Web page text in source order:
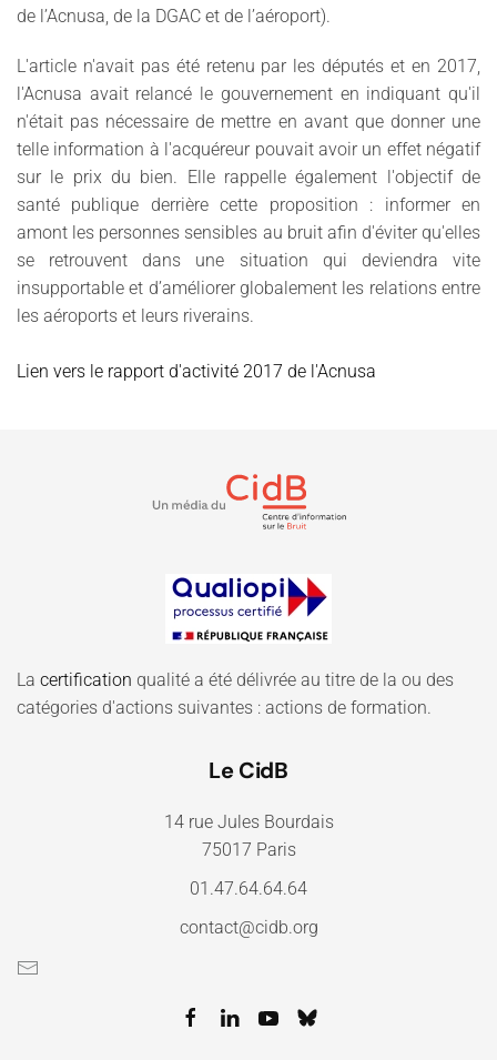
de l’Acnusa, de la DGAC et de l’aéroport).
L'article n'avait pas été retenu par les députés et en 2017,
l'Acnusa avait relancé le gouvernement en indiquant qu'il
n'était pas nécessaire de mettre en avant que donner une
telle information à l'acquéreur pouvait avoir un effet négatif
sur le prix du bien. Elle rappelle également l'objectif de
santé publique derrière cette proposition : informer en
amont les personnes sensibles au bruit afin d'éviter qu'elles
se retrouvent dans une situation qui deviendra vite
insupportable et d’améliorer globalement les relations entre
les aéroports et leurs riverains.
Lien vers le rapport d'activité 2017 de l'Acnusa
La certification qualité a été délivrée au titre de la ou des
catégories d'actions suivantes : actions de formation.
Le CidB
14 rue Jules Bourdais
75017 Paris
01.47.64.64.64
contact@cidb.org